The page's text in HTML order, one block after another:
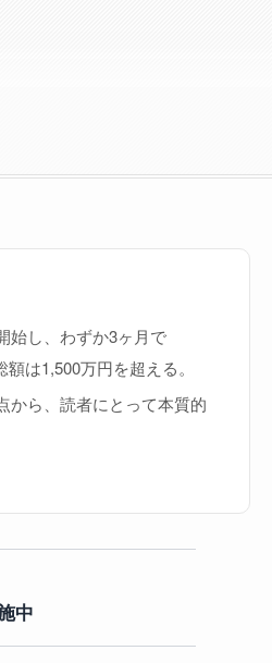
始し、わずか3ヶ月で
は1,500万円を超える。
から、読者にとって本質的
中